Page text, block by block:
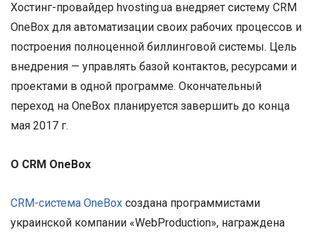
Хостинг-провайдер hvosting.ua внедряет систему CRM
OneBox для автоматизации своих рабочих процессов и
построения полноценной биллинговой системы. Цель
внедрения — управлять базой контактов, ресурсами и
проектами в одной программе. Окончательный
переход на OneBox планируется завершить до конца
мая 2017 г.
О CRM OneBox
CRM-система OneBox создана программистами
украинской компании «WebProduction», награждена